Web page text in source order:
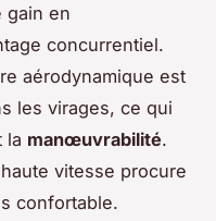
gain en
concurrentiel.
aérodynamique est
les virages, ce qui
la manœuvrabilité.
vitesse procure
confortable.